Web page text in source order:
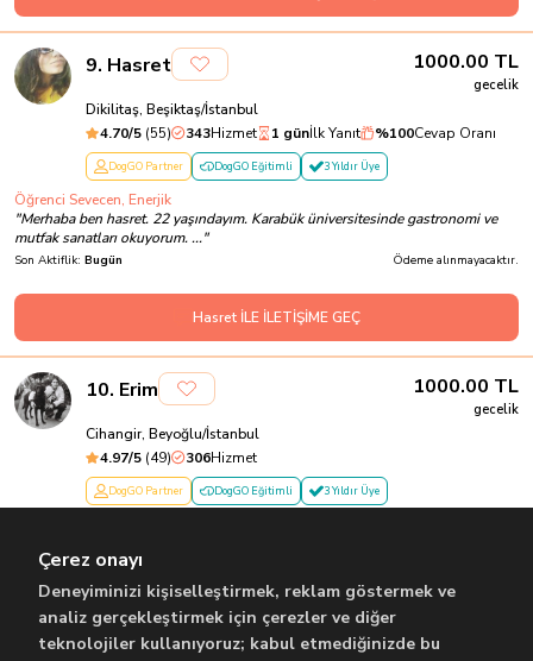
9. Hasret 1000.00 TL
gecelik
Dikilitaş, Beşiktaş/İstanbul
4.70/5 (55) 343Hizmet 1 günİlk Yanıt %100Cevap Oranı
DogGO Partner DogGO Eğitimli 3 Yıldır Üye
Öğrenci Sevecen, Enerjik
"Merhaba ben hasret. 22 yaşındayım. Karabük üniversitesinde gastronomi ve
mutfak sanatları okuyorum. ..."
Son Aktiflik: Bugün Ödeme alınmayacaktır.
Hasret İLE İLETİŞİME GEÇ
10. Erim 1000.00 TL
gecelik
Cihangir, Beyoğlu/İstanbul
4.97/5 (49) 306Hizmet
DogGO Partner DogGO Eğitimli 3 Yıldır Üye
fotoğrafçılık yapıyorum. Daha ö...
Son Aktiflik: Dün Ödeme alınmayacaktır.
Erim İLE İLETİŞİME GEÇ
Çerez onayı
Deneyiminizi kişiselleştirmek, reklam göstermek ve
analiz gerçekleştirmek için çerezler ve diğer
teknolojiler kullanıyoruz; kabul etmediğinizde bu